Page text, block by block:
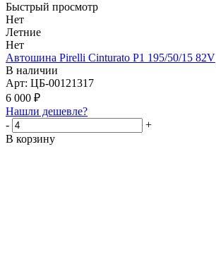
Быстрый просмотр
Нет
Летние
Нет
Автошина Pirelli Cinturato P1 195/50/15 82V
В наличии
Арт: ЦБ-00121317
6 000 ₽
Нашли дешевле?
-
+
В корзину